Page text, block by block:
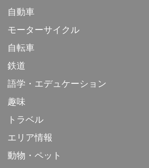
自動車
モーターサイクル
自転車
鉄道
語学・エデュケーション
趣味
トラベル
エリア情報
動物・ペット